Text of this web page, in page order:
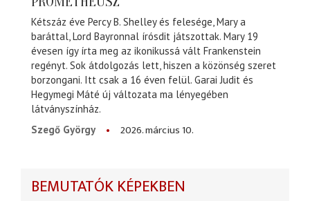
Kétszáz éve Percy B. Shelley és felesége, Mary a
baráttal, Lord Bayronnal írósdit játszottak. Mary 19
évesen így írta meg az ikonikussá vált Frankenstein
regényt. Sok átdolgozás lett, hiszen a közönség szeret
borzongani. Itt csak a 16 éven felül. Garai Judit és
Hegymegi Máté új változata ma lényegében
látványszínház.
Szegő György
2026. március 10.
BEMUTATÓK KÉPEKBEN